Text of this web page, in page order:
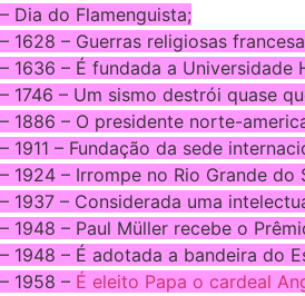
– Dia do Flamenguista;
– 1628 – Guerras religiosas
– 1636 – É fundada a Universidade
– 1746 – Um sismo destrói quase
– 1886 – O presidente norte-
– 1911 – Fundação da sede
– 1924 – Irrompe no Rio Grande
– 1937 – Considerada uma
– 1948 – Paul Müller recebe o
– 1948 – É adotada a bandeira do
– 1958 – É eleito Papa o cardeal